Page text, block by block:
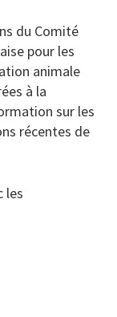
du Comité
pour les
animale
à la
sur les
récentes de
les